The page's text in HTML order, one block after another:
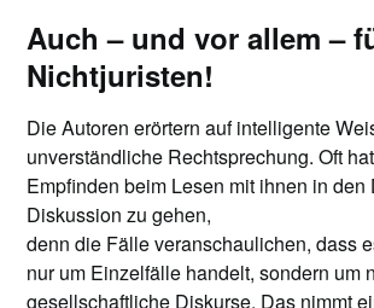
Auch – und vor allem –
Nichtjuristen!
Die Autoren erörtern auf intelligente
unverständliche Rechtsprechung. Oft
Empfinden beim Lesen mit ihnen in den
Diskussion zu gehen,
denn die Fälle veranschaulichen, dass
nur um Einzelfälle handelt, sondern um
gesellschaftliche Diskurse. Das nimmt